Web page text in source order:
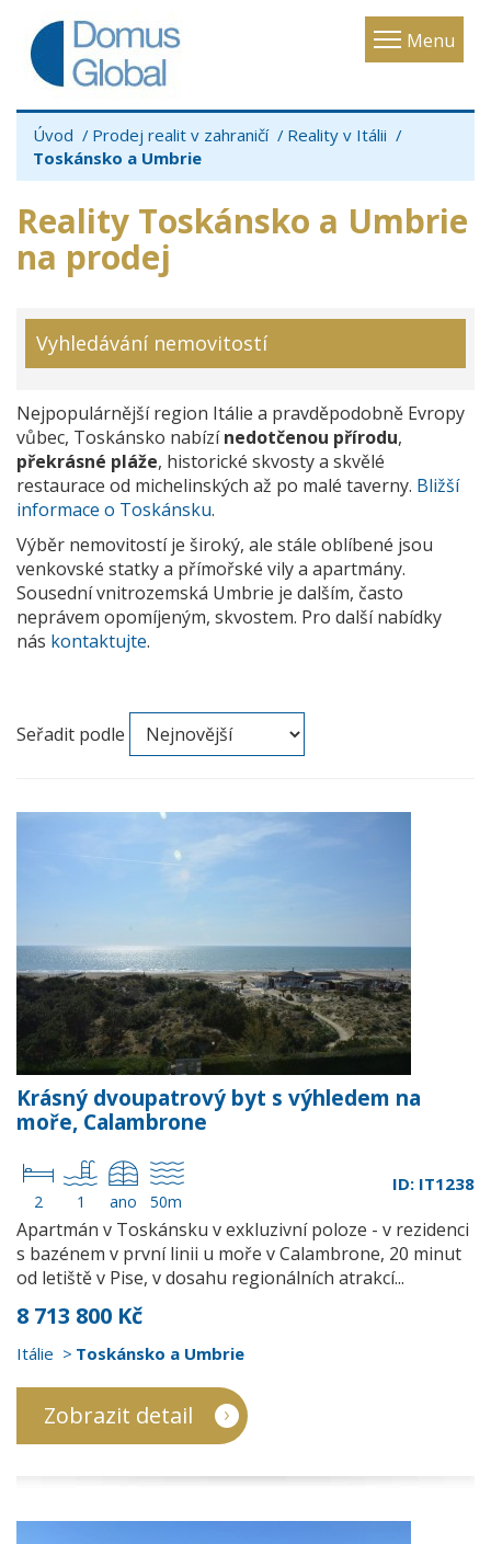
Menu
Toggle
Úvod Prodej realit v zahraničí
Reality v Itálii
Toskánsko a Umbrie
Reality Toskánsko a Umbrie
na prodej
Vyhledávání nemovitostí
Nejpopulárnější region Itálie a pravděpodobně Evropy
vůbec, Toskánsko nabízínedotčenou přírodu,
překrásné pláže, historické skvosty a skvělé
restaurace od michelinských až po malé taverny. Bližší
informace o Toskánsku.
Výběr nemovitostí je široký, ale stále oblíbené jsou
venkovské statky a přímořské vily a apartmány.
Sousední vnitrozemská Umbrie je dalším, často
neprávem opomíjeným, skvostem. Pro další nabídky
nás kontaktujte.
Seřadit podle
Krásný dvoupatrový byt s výhledem na
moře, Calambrone
2 1 ano 50m
ID: IT1238
Apartmán v Toskánsku v exkluzivní poloze - v rezidenci
s bazénem v první linii u moře v Calambrone, 20 minut
od letiště v Pise, v dosahu regionálních atrakcí...
8 713 800 Kč
Itálie Toskánsko a Umbrie
Zobrazit detail